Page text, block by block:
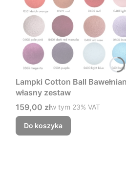
Lampki Cotton Ball
własny zestaw
Cena brutto
159,00 złw tym %s VAT
w tym 23% VAT
Do koszyka